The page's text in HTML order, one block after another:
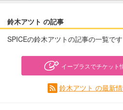
鈴木アツト の記事
SPICEの鈴木アツトの記事の一覧です
イープラスでチケット
鈴木アツト の最新